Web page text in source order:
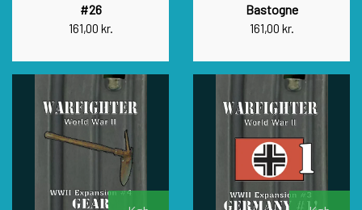
#26
161,00 kr.
Bastogne
161,00 kr.